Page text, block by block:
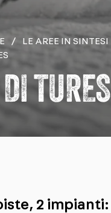
/ LE AREE IN SINTESI
TURES
2 impianti: